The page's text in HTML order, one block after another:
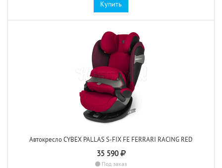
Купить
Автокресло CYBEX PALLAS S-FIX FE FERRARI RACING RED
35 590
Под заказ